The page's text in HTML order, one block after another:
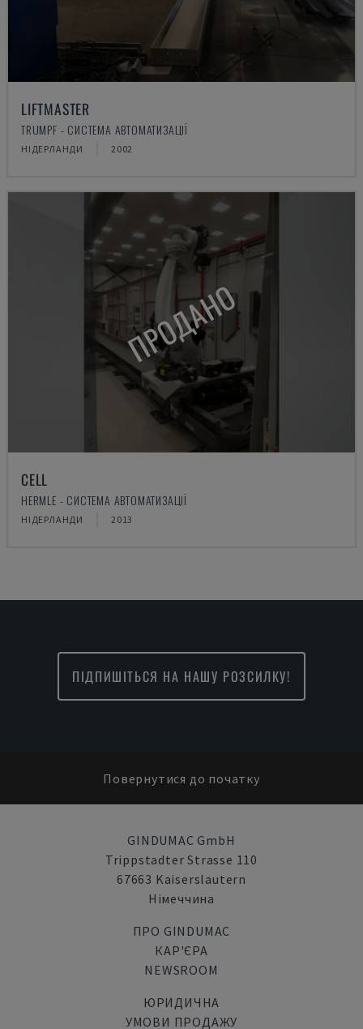
LIFTMASTER
TRUMPF - СИСТЕМА АВТОМАТИЗАЦІЇ
НІДЕРЛАНДИ 2002
ПРОДАНО
CELL
HERMLE - СИСТЕМА АВТОМАТИЗАЦІЇ
НІДЕРЛАНДИ 2013
ПІДПИШІТЬСЯ НА НАШУ РОЗСИЛКУ!
Повернутися до початку
GINDUMAC GmbH
Trippstadter Strasse 110
67663 Kaiserslautern
Німеччина
ПРО GINDUMAC
КАР'ЄРА
NEWSROOM
ЮРИДИЧНА
УМОВИ ПРОДАЖУ